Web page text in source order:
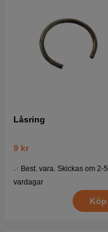
Låsring
9 kr
Best. vara. Skickas om 2-5
vardagar
Köp